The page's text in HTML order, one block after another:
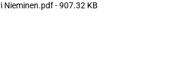
Nieminen.pdf -907.32 KB